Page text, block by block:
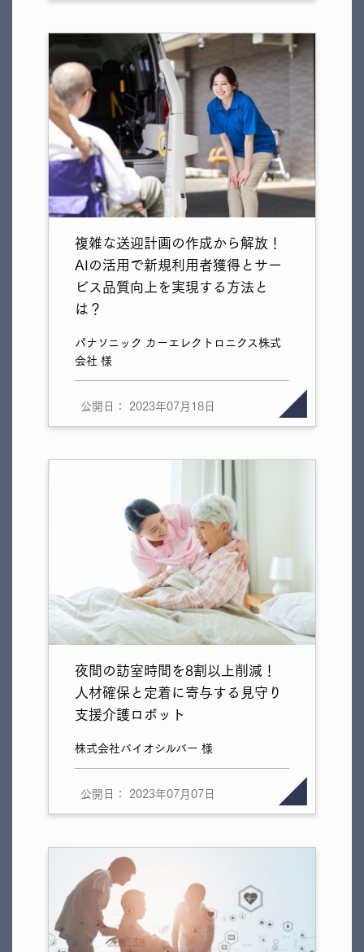
複雑な送迎計画の作成から解放！
AIの活用で新規利用者獲得とサー
ビス品質向上を実現する方法と
は？
パナソニック カーエレクトロニクス株式
会社 様
公開日： 2023年07月18日
夜間の訪室時間を8割以上削減！
人材確保と定着に寄与する見守り
支援介護ロボット
株式会社バイオシルバー 様
公開日： 2023年07月07日